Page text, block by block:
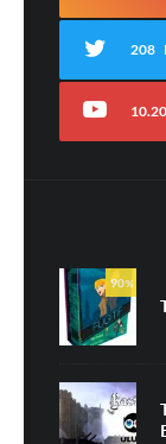
*
Enregistrer mon
208
90%